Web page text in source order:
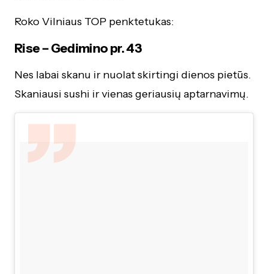
Roko Vilniaus TOP penktetukas:
Rise – Gedimino pr. 43
Nes labai skanu ir nuolat skirtingi dienos pietūs.
Skaniausi sushi ir vienas geriausių aptarnavimų.